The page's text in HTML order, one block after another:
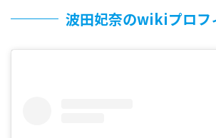
波田妃奈のwikiプロフ